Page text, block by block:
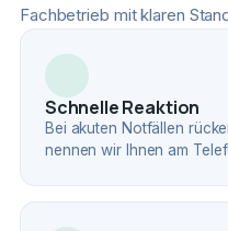
Fachbetrieb mit klaren
Schnelle Reaktion
Bei akuten Notfällen
nennen wir Ihnen am